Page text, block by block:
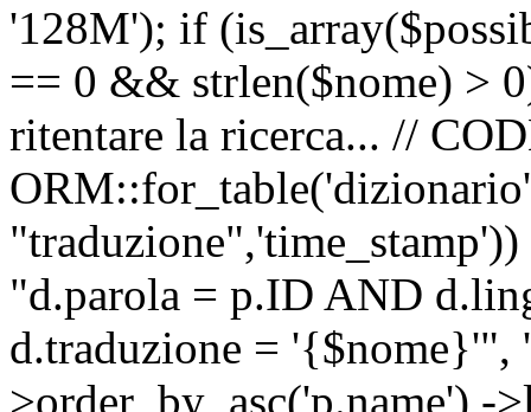
'128M'); if
== 0 && strlen($nome) >
ritentare la ricerca... //
"d.parola = p.ID AND
d.traduzione = '{$nome}'",
>order_by_asc('p.name')